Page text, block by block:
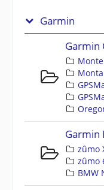
Garmin
Garmin
Garmin
zûmo
zûmo
BMW